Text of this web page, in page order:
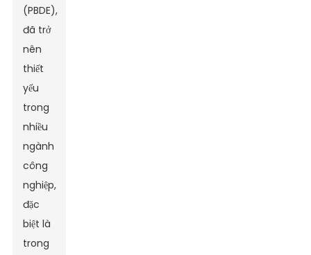
(PBDE),
đã trở
nên
thiết
yếu
trong
nhiều
ngành
công
nghiệp,
đặc
biệt là
trong